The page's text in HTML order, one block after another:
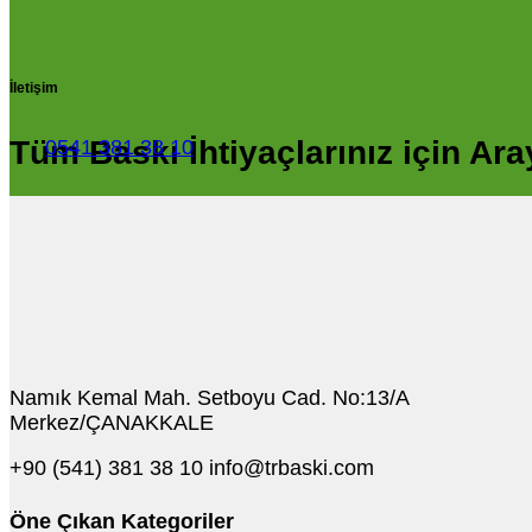
İletişim
Tüm Baskı İhtiyaçlarınız için
0541 381 38 10
Namık Kemal Mah. Setboyu Cad. No:13/A
Merkez/ÇANAKKALE
+90 (541) 381 38 10 info@trbaski.com
Öne Çıkan Kategoriler